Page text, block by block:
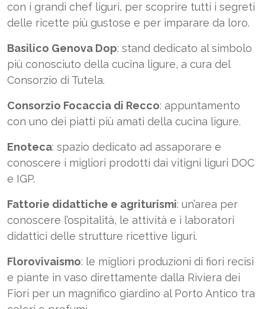
con i grandi chef liguri, per scoprire tutti i segreti
delle ricette più gustose e per imparare da loro.
Basilico Genova Dop: stand dedicato al simbolo
più conosciuto della cucina ligure, a cura del
Consorzio di Tutela.
Consorzio Focaccia di Recco: appuntamento
con uno dei piatti più amati della cucina ligure.
Enoteca: spazio dedicato ad assaporare e
conoscere i migliori prodotti dai vitigni liguri DOC
e IGP.
Fattorie didattiche e agriturismi: un’area per
conoscere l’ospitalità, le attività e i laboratori
didattici delle strutture ricettive liguri.
Florovivaismo: le migliori produzioni di fiori recisi
e piante in vaso direttamente dalla Riviera dei
Fiori per un magnifico giardino al Porto Antico tra